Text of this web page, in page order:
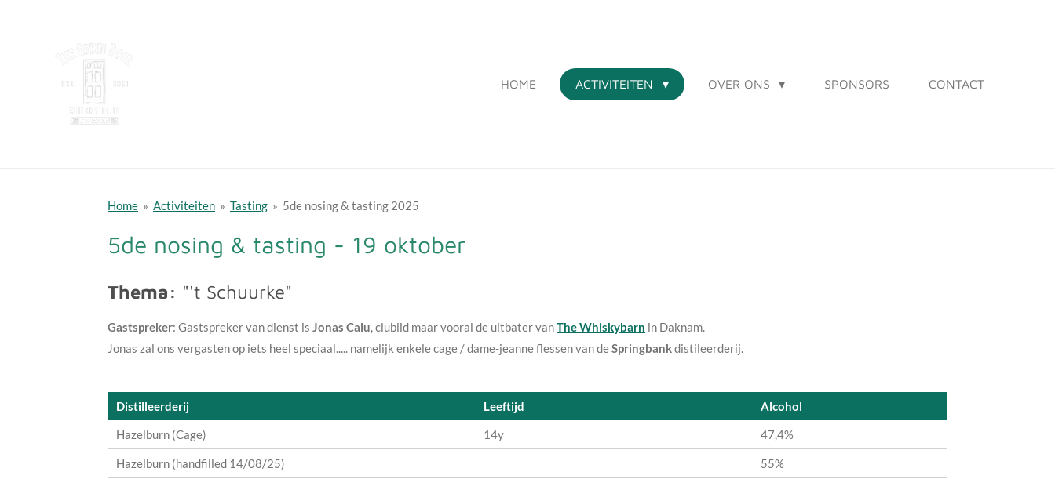
HOME ACTIVITEITEN OVER ONS SPONSORS CONTACT
Home » Activiteiten » Tasting » 5de nosing & tasting 2025
5de nosing & tasting - 19 oktober
Thema: "'t Schuurke"
Gastspreker: Gastspreker van dienst is Jonas Calu , clublid maar vooral de uitbater vanThe Whiskybarn in Daknam.
Jonas zal ons vergasten op iets heel speciaal..... namelijk enkele cage / dame-jeanne flessen van deSpringbankdistileerderij.
Distilleerderij Leeftijd
Alcohol
Hazelburn (Cage)
14y 47,4%
Hazelburn (handfilled 14/08/25) 55%